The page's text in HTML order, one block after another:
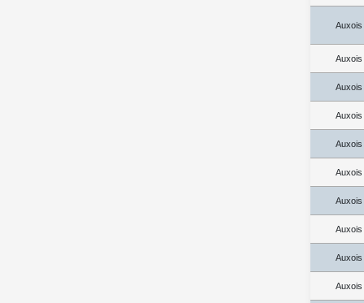
Auxois
Auxois
Auxois
Auxois
Auxois
Auxois
Auxois
Auxois
Auxois
Auxois